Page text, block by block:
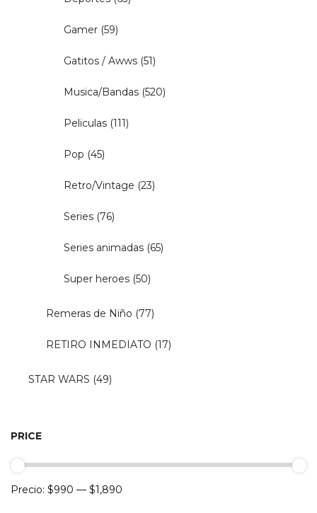
Gamer (59)
Gatitos / Awws (51)
Musica/Bandas (520)
Peliculas (111)
Pop (45)
Retro/Vintage (23)
Series (76)
Series animadas (65)
Super heroes (50)
Remeras de Niño (77)
RETIRO INMEDIATO (17)
STAR WARS (49)
PRICE
Precio: $990 — $1,890